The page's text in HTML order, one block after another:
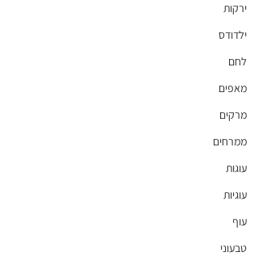
ירקות
ילדודס
לחם
מאפים
מרקים
ממרחים
עוגות
עוגיות
עוף
טבעוני